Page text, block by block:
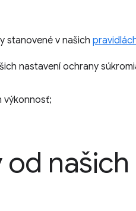
stanovené v našich
nastavení ochrany
výkonnosť;